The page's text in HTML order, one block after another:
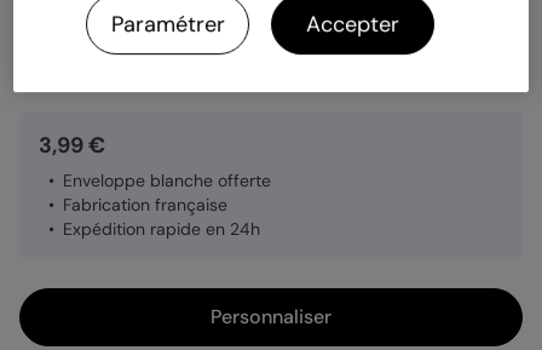
Quantité 1 carte
3,99 €
Enveloppe blanche offerte
Fabrication française
Expédition rapide en 24h
Personnaliser
Paramétrer Accepter